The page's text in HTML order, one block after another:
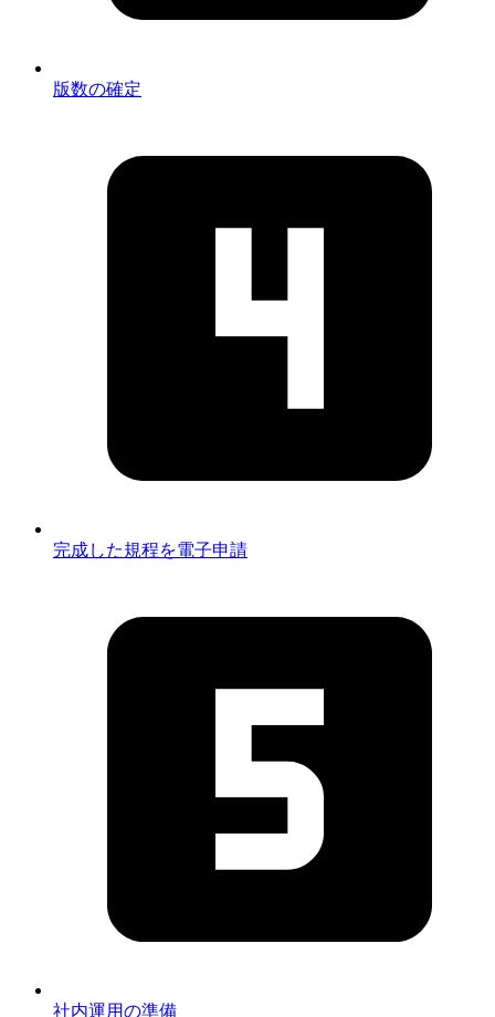
版数の確定
完成した規程を電子申請
社内運用の準備